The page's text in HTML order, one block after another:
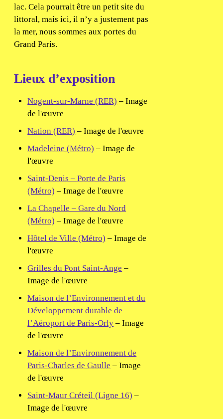
lac. Cela pourrait être un petit site du
littoral, mais ici, il n’y a justement pas
la mer, nous sommes aux portes du
Grand Paris.
Lieux d’exposition
Nogent-sur-Marne (RER) – Image
de l'œuvre
Nation (RER) – Image de l'œuvre
Madeleine (Métro) – Image de
l'œuvre
Saint-Denis – Porte de Paris
(Métro) – Image de l'œuvre
La Chapelle – Gare du Nord
(Métro) – Image de l'œuvre
Hôtel de Ville (Métro) – Image de
l'œuvre
Grilles du Pont Saint-Ange –
Image de l'œuvre
Maison de l’Environnement et du
Développement durable de
l’Aéroport de Paris-Orly – Image
de l'œuvre
Maison de l’Environnement de
Paris-Charles de Gaulle – Image
de l'œuvre
Saint-Maur Créteil (Ligne 16) –
Image de l'œuvre